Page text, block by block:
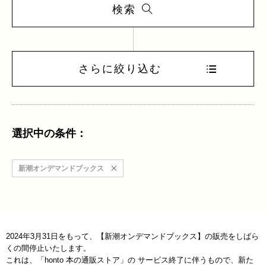
検索
さらに絞り込む
選択中の条件：
新潮オンデマンドブックス
2024年3月31日をもって、【新潮オンデマンドブックス】の販売をしばら
くの間停止いたします。
これは、「honto 本の通販ストア」の サービス終了に伴うもので、新た